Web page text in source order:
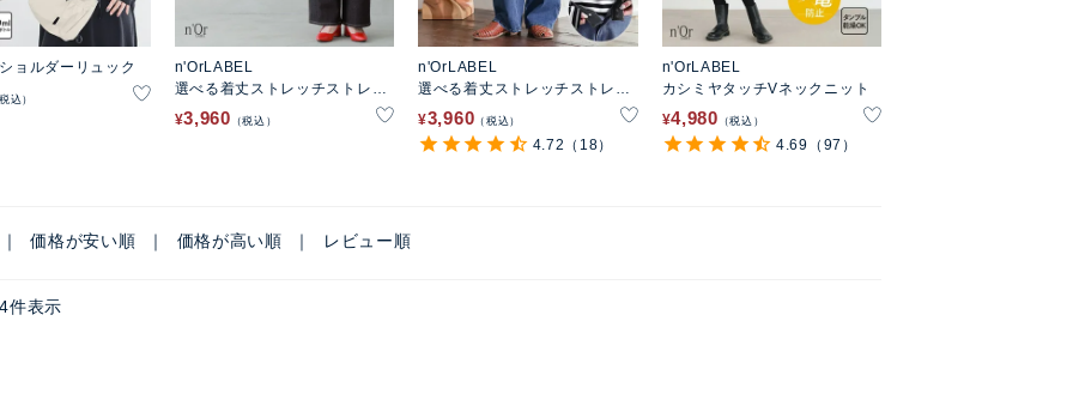
ョルダーリュック
込
n'OrLABEL
選べる着丈ストレッチストレー
トデニムパンツ
¥3,960 税込
n'OrLABEL
選べる着丈ストレッチストレー
トデニムパンツ
¥3,960 税込
4.72 （18）
n'OrLABEL
カシミヤタッチVネックニット
¥4,980 税込
4.69 （97）
価格が安い順 価格が高い順 レビュー順
4件表示